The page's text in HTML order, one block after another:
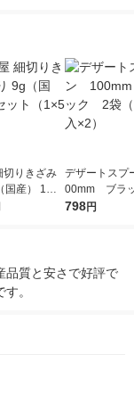
切りきざみ
国産） 1セ
袋）
デザートス
00mm ブラ
袋（100本入
798円
品質と安さで好評で
。